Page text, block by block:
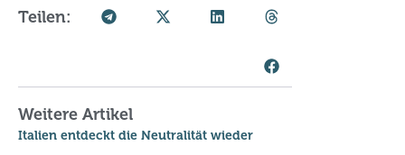
Teilen:
Weitere Artikel
Italien entdeckt die Neutralität wieder